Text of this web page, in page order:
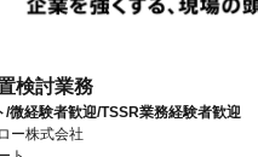
検討業務
/微経験者歓迎/TSSR業務経験者歓迎
ー株式会社